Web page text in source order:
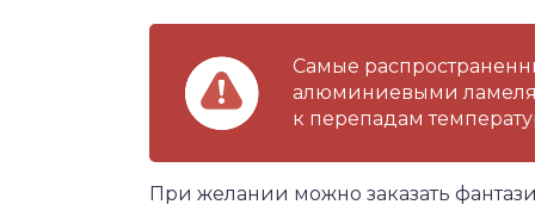
Самые
алюминиевыми
к перепадам
При желании можно заказать